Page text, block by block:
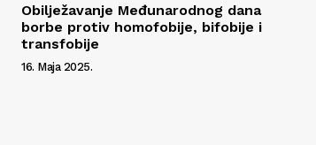
Obilježavanje Međunarodnog dana
borbe protiv homofobije, bifobije i
transfobije
16. Maja 2025.